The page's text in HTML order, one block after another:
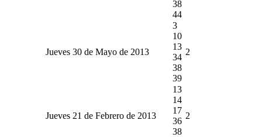
38
44
Jueves 30 de Mayo de 2013
3
10
13
34
38
39
2
Jueves 21 de Febrero de 2013
13
14
17
36
38
2